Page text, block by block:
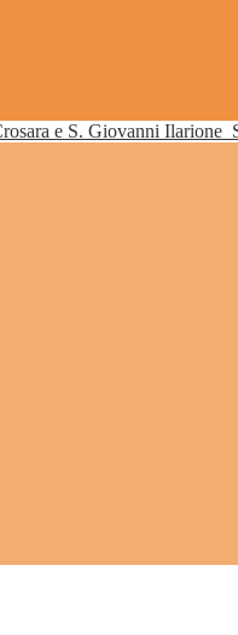
e S. Giovanni Ilarione